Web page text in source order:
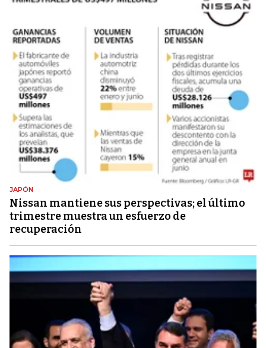
JAPÓN
Nissan mantiene sus perspectivas; el último
trimestre muestra un esfuerzo de
recuperación